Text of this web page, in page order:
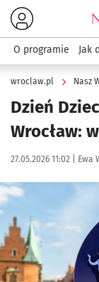
O programie Jak
wroclaw.pl Nasz
Dzień
Wrocław:
Data publikacji:
27.05.2026 11:02 | Ewa
Kliknij, aby